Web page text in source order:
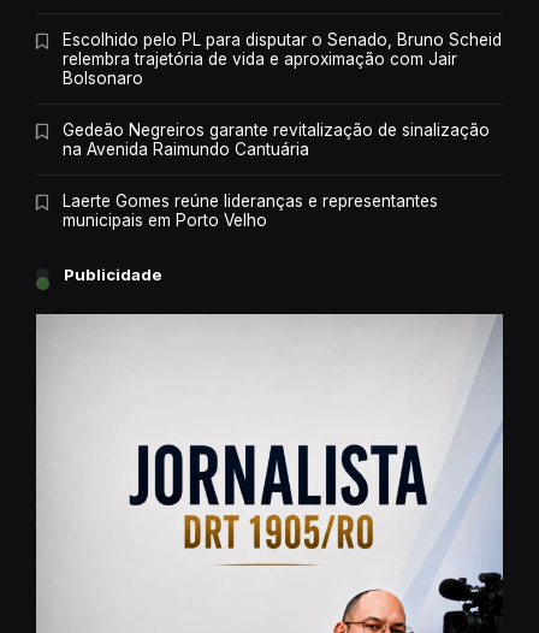
Escolhido pelo PL para disputar o Senado, Bruno Scheid
relembra trajetória de vida e aproximação com Jair
Bolsonaro
Gedeão Negreiros garante revitalização de sinalização
na Avenida Raimundo Cantuária
Laerte Gomes reúne lideranças e representantes
municipais em Porto Velho
Publicidade